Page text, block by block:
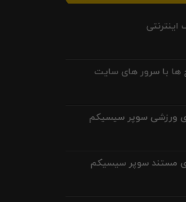
ها با سرور های سایت
ورزشی سوپر سیسیکم
مستند سوپر سیسیکم